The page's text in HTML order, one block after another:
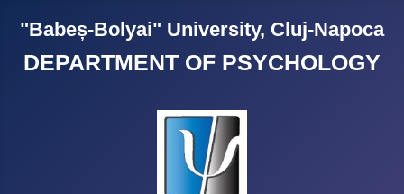
"Babeș-Bolyai" University, Cluj-Napoca
DEPARTMENT OF PSYCHOLOGY